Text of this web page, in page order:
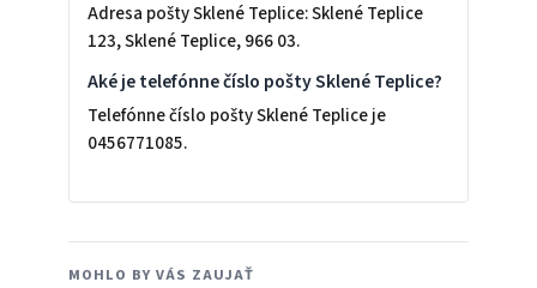
Adresa pošty Sklené Teplice: Sklené Teplice
123, Sklené Teplice, 966 03.
Aké je telefónne číslo pošty Sklené Teplice?
Telefónne číslo pošty Sklené Teplice je
0456771085.
MOHLO BY VÁS ZAUJAŤ